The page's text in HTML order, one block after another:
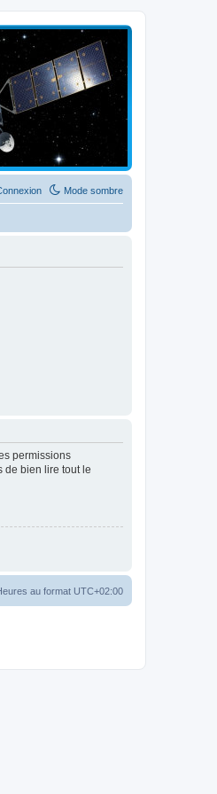
Mode sombre
permissions
de bien lire tout le
au format UTC+02:00